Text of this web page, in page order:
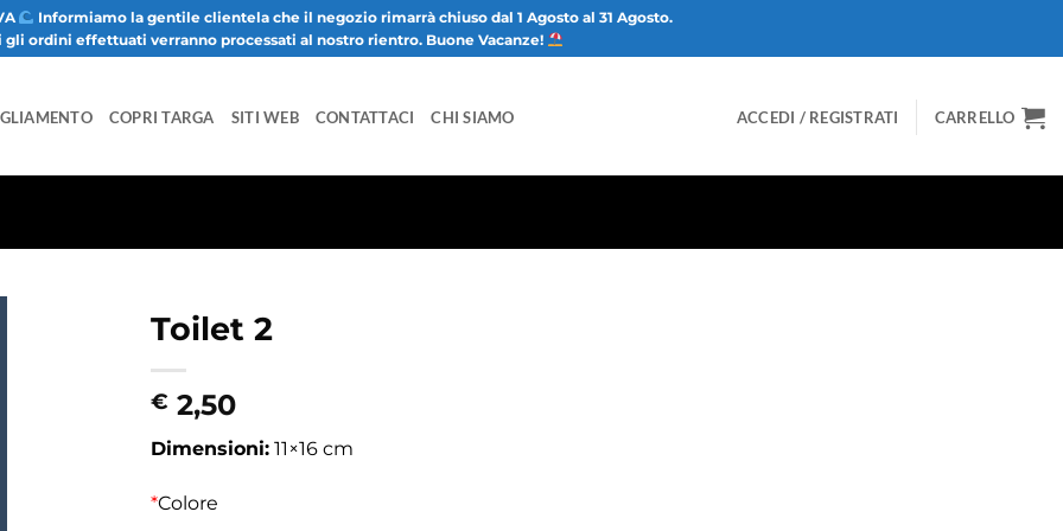
Informiamo la gentile clientela che il negozio rimarrà chiuso dal 1 Agosto al 31 Agosto.
gli ordini effettuati verranno processati al nostro rientro. Buone Vacanze!
COPRI TARGA SITI WEB CONTATTACI CHI SIAMO ACCEDI / REGISTRATI CARRELLO
Toilet 2
€ 2,50
Dimensioni: 11×16 cm
*Colore